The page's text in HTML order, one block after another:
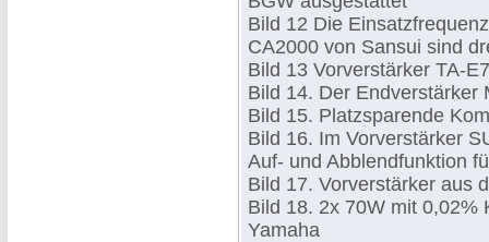
Bild 12 Die
CA2000 von Sansui sind
Bild 13 Vorverstärker TA-
Bild 14. Der Endverstärker
Bild 15. Platzsparende
Bild 16. Im Vorverstärker
Auf- und Abblendfunktion
Bild 17. Vorverstärker aus
Bild 18. 2x 70W mit 0,02%
Yamaha